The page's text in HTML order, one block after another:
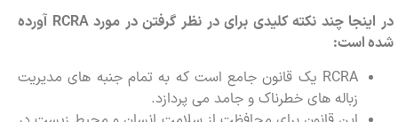
در اینجا چند نکته کلیدی برای در نظر گرفتن در موردRCRA آورده
شده است:
RCRA یک قانون جامع است که به تمام جنبه های مدیریت
زباله های خطرناک و جامد می پردازد.